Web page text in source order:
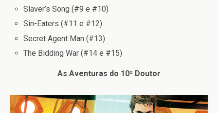
Slaver’s Song (#9 e #10)
Sin-Eaters (#11 e #12)
Secret Agent Man (#13)
The Bidding War (#14 e #15)
As Aventuras do 10º Doutor